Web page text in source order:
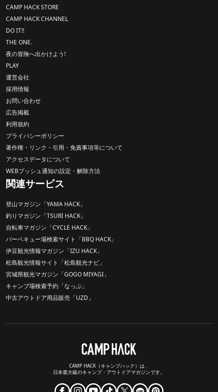
CAMP HACK STORE
CAMP HACK CHANNEL
DO IT!!
THE ONE.
夜の冒険へ出かけよう!
PLAY
運営会社
採用情報
お問い合わせ
広告掲載
利用規約
プライバシーポリシー
著作権・リンク・引用・免責事項等について
アクセスデータについて
WEBプッシュ通知の設定・解除方法
関連サービス
登山マガジン「YAMA HACK」
釣りマガジン「TSURI HACK」
自転車マガジン「CYCLE HACK」
バーベキュー場検索サイト「BBQ HACK」
伊豆観光情報マガジン「IZU HACK」
松島観光情報サイト「松島観光ナビ」
宮城県観光マガジン「GOGO MIYAGI」
キャンプ場検索予約「なっぷ」
中古アウトドア用品販売「UZD」
CAMP HACK（キャンプハック）は、
日本最大級のキャンプ・アウトドアマガジンです。